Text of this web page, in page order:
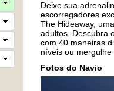
Deixe sua
escorregadores
The Hideaway,
adultos. Descubra
com 40 maneiras
níveis ou
Fotos do Navio